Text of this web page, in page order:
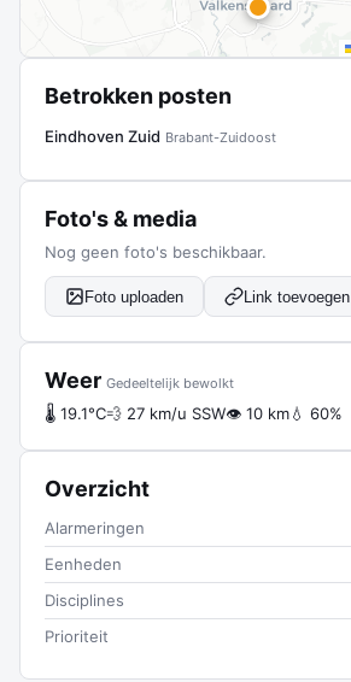
Betrokken posten
Eindhoven Zuid Brabant-Zuidoost
Foto's & media
Nog geen foto's beschikbaar.
Foto uploaden Link toevoegen
Weer Gedeeltelijk bewolkt
🌡 19.1°C💨 27 km/u SSW👁 10 km💧 60%
Overzicht
Alarmeringen
Eenheden
Disciplines
Prioriteit